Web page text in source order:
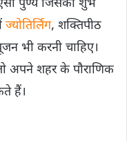
पुण्य जिसका शुभ
ज्योतिर्लिंग, शक्तिपीठ
भी करनी चाहिए।
अपने शहर के पौराणिक
हैं।